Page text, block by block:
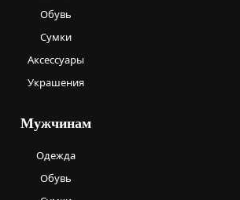
Обувь
Сумки
Аксессуары
Украшения
Мужчинам
Одежда
Обувь